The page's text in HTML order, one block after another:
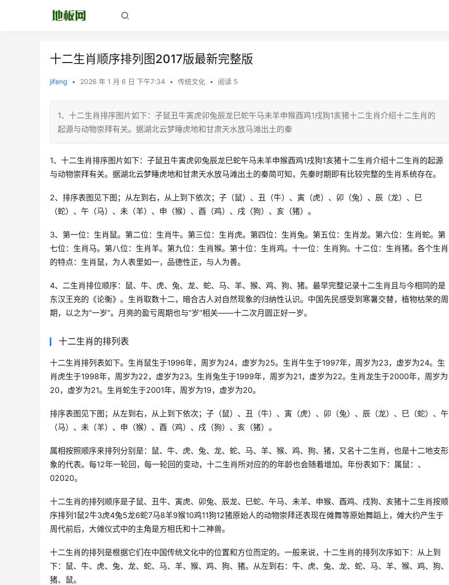
十二生肖顺序排列图2017版最新完整版
jifeng • 2026 年 1 月 6 日 下午7:34 • 传统文化 • 阅读 5
1、十二生肖排序图片如下：子鼠丑牛寅虎卯兔辰龙巳蛇午马未羊申猴酉鸡1戌狗1亥猪十二生肖介绍十二生肖的
起源与动物崇拜有关。据湖北云梦睡虎地和甘肃天水放马滩出土的秦
1、十二生肖排序图片如下：子鼠丑牛寅虎卯兔辰龙巳蛇午马未羊申猴酉鸡1戌狗1亥猪十二生肖介绍十二生肖的起源
与动物崇拜有关。据湖北云梦睡虎地和甘肃天水放马滩出土的秦简可知，先秦时期即有比较完整的生肖系统存在。
2、排序表图见下图；从左到右，从上到下依次；子（鼠）、丑（牛）、寅（虎）、卯（兔）、辰（龙）、巳
（蛇）、午（马）、未（羊）、申（猴）、酉（鸡）、戌（狗）、亥（猪）。
3、第一位：生肖鼠。第二位：生肖牛。第三位：生肖虎。第四位：生肖兔。第五位：生肖龙。第六位：生肖蛇。第
七位：生肖马。第八位：生肖羊。第九位：生肖猴。第十位：生肖鸡。十一位：生肖狗。十二位：生肖猪。各个生肖
的特点：生肖鼠，为人表里如一，品德性正，与人为善。
4、二生肖排位顺序：鼠、牛、虎、兔、龙、蛇、马、羊、猴、鸡、狗、猪。最早完整记录十二生肖且与今相同的是
东汉王充的《论衡》。生肖取数十二，暗合古人对自然现象的归纳性认识。中国先民感受到寒暑交替，植物枯荣的周
期，以之为“一岁”。月亮的盈亏周期也与“岁”相关——十二次月圆正好一岁。
十二生肖的排列表
十二生肖排列表如下。生肖鼠生于1996年，周岁为24，虚岁为25。生肖牛生于1997年，周岁为23，虚岁为24。生
肖虎生于1998年，周岁为22，虚岁为23。生肖兔生于1999年，周岁为21，虚岁为22。生肖龙生于2000年，周岁为
20，虚岁为21。生肖蛇生于2001年，周岁为19，虚岁为20。
排序表图见下图；从左到右，从上到下依次；子（鼠）、丑（牛）、寅（虎）、卯（兔）、辰（龙）、巳（蛇）、午
（马）、未（羊）、申（猴）、酉（鸡）、戌（狗）、亥（猪）。
属相按照顺序来排列分别是：鼠、牛、虎、兔、龙、蛇、马、羊、猴、鸡、狗、猪，又名十二生肖，也是十二地支形
象的代表。每12年一轮回，每一轮回的变动，十二生肖所对应的的年龄也会随着增加。年份表如下：属鼠：、
02020。
十二生肖的排列顺序是子鼠、丑牛、寅虎、卯兔、辰龙、巳蛇、午马、未羊、申猴、酉鸡、戌狗、亥猪十二生肖按顺
序排列1鼠2牛3虎4兔5龙6蛇7马8羊9猴10鸡11狗12猪原始人的动物崇拜还表现在傩舞等原始舞蹈上，傩大约产生于
周代前后，大傩仪式中的主角是方相氏和十二神兽。
十二生肖的排列是根据它们在中国传统文化中的位置和方位而定的。一般来说，十二生肖的排列次序如下：从上到
下：鼠、牛、虎、兔、龙、蛇、马、羊、猴、鸡、狗、猪。从左到右：牛、虎、兔、龙、蛇、马、羊、猴、鸡、狗、
猪、鼠。